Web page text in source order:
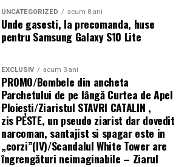
UNCATEGORIZED acum 8 ani
Unde gasesti, la precomanda, huse
pentru Samsung Galaxy S10 Lite
EXCLUSIV acum 3 ani
PROMO/Bombele din ancheta
Parchetului de pe lângă Curtea de Apel
Ploieşti/Ziaristul STAVRI CATALIN ,
zis PESTE, un pseudo ziarist dar dovedit
narcoman, santajist si spagar este in
„corzi”(IV)/Scandalul White Tower are
îngrengături neimaginabile – Ziarul